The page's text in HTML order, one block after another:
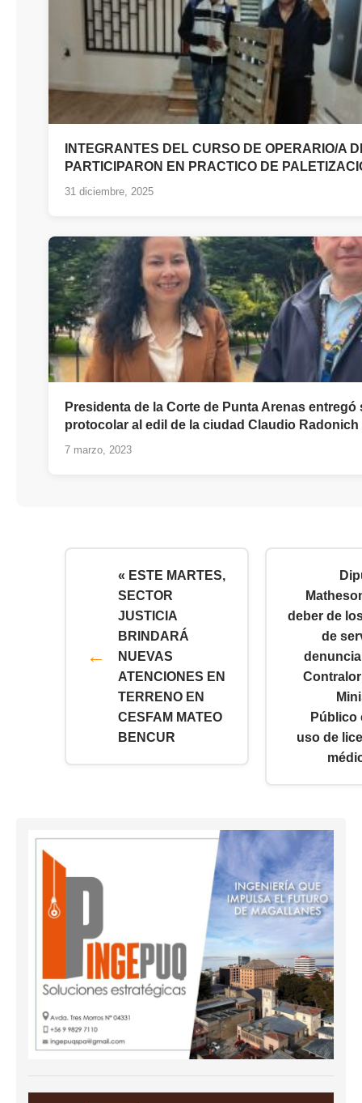
INTEGRANTES DEL CURSO DE OPERARIO/A
PARTICIPARON EN PRACTICO DE
31 diciembre, 2025
Presidenta de la Corte de Punta Arenas entregó
protocolar al edil de la ciudad Claudio Radonich
7 marzo, 2023
« ESTE MARTES,
SECTOR
JUSTICIA
BRINDARÁ
NUEVAS
ATENCIONES EN
TERRENO EN
CESFAM MATEO
BENCUR
deber de
de
Público
uso de